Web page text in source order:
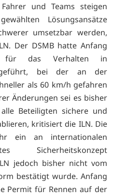
und Teams steigen
Lösungsansätze
umsetzbar werden,
Der DSMB hatte Anfang
für das Verhalten in
bei der an der
als 60 km/h gefahren
Änderungen sei es bisher
Beteiligten sichere und
kritisiert die ILN. Die
ein an internationalen
Sicherheitskonzept
jedoch bisher nicht vom
bestätigt wurde. Anfang
Permit für Rennen auf der